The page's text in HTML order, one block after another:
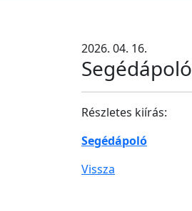
TAB
2026. 04. 16.
Segédápoló
Részletes kiírás:
Segédápoló
Vissza